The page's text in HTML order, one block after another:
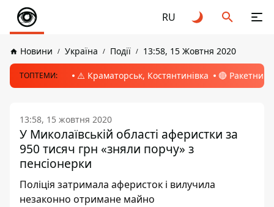
RU
Новини Україна Події 13:58, 15 Жовтня 2020
ТОПТЕМИ: ⚠️ Краматорськ, Костянтинівка 🔴 Ракетний
13:58, 15 жовтня 2020
У Миколаївській області аферистки за
950 тисяч грн «зняли порчу» з
пенсіонерки
Поліція затримала аферисток і вилучила
незаконно отримане майно